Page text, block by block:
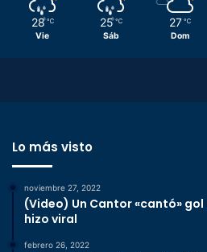
28 ℃
Vie
25 ℃
Sáb
27 ℃
Dom
Lo más visto
noviembre 27, 2022
(Video) Un Cantor «cantó»
hizo viral
febrero 26, 2022